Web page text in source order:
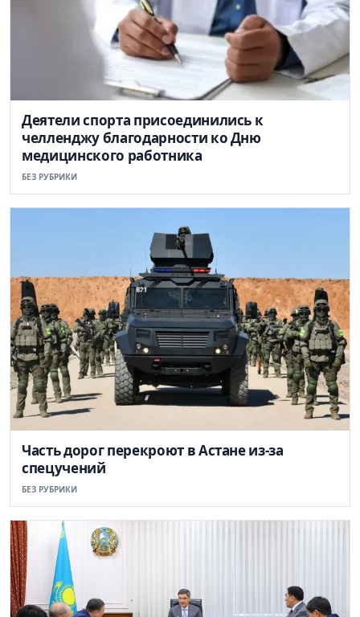
Деятели спорта присоединились к
челленджу благодарности ко Дню
медицинского работника
БЕЗ РУБРИКИ
Часть дорог перекроют в Астане из-за
спецучений
БЕЗ РУБРИКИ